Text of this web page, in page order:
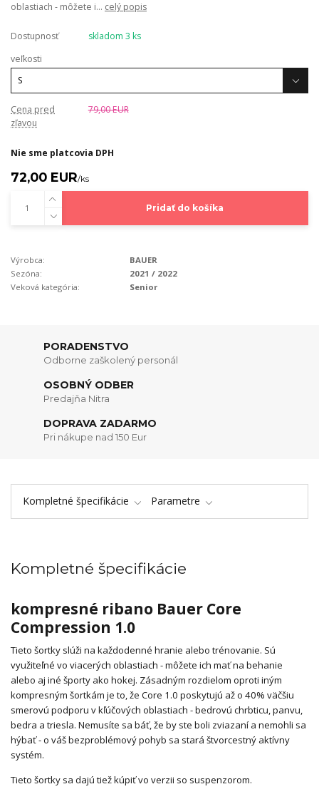
oblastiach - môžete i... celý popis
Dostupnosť
skladom 3 ks
veľkosti
Cena pred
zľavou
79,00 EUR
Nie sme platcovia DPH
72,00 EUR/ks
Pridať do košíka
Výrobca:
BAUER
Sezóna:
2021 / 2022
Veková kategória:
Senior
PORADENSTVO
Odborne zaškolený personál
OSOBNÝ ODBER
Predajňa Nitra
DOPRAVA ZADARMO
Pri nákupe nad 150 Eur
Kompletné špecifikácie Parametre
Kompletné špecifikácie
kompresné ribano Bauer Core
Compression 1.0
Tieto šortky slúži na každodenné hranie alebo trénovanie. Sú
využiteľné vo viacerých oblastiach - môžete ich mať na behanie
alebo aj iné športy ako hokej. Zásadným rozdielom oproti iným
kompresným šortkám je to, že Core 1.0 poskytujú až o 40% väčšiu
smerovú podporu v kľúčových oblastiach - bedrovú chrbticu, panvu,
bedra a triesla. Nemusíte sa báť, že by ste boli zviazaní a nemohli sa
hýbať - o váš bezproblémový pohyb sa stará štvorcestný aktívny
systém.
Tieto šortky sa dajú tiež kúpiť vo verzii so suspenzorom.